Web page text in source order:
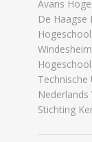
Avans
De Haagse
Stichting